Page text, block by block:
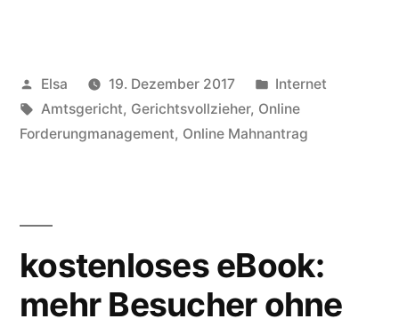
Hilfe
bei
Veröffentlicht
von
Elsa 19. Dezember 2017
Veröffentlicht
in
Internet
Schlagwörter:
Amtsgericht, Gerichtsvollzieher, Online
Forderungmanagement, Online Mahnantrag
kostenloses eBook:
mehr Besucher ohne